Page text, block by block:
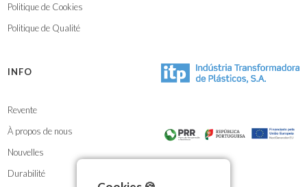
Politique de Cookies
Politique de Qualité
INFO
Revente
À propos de nous
Nouvelles
Durabilité